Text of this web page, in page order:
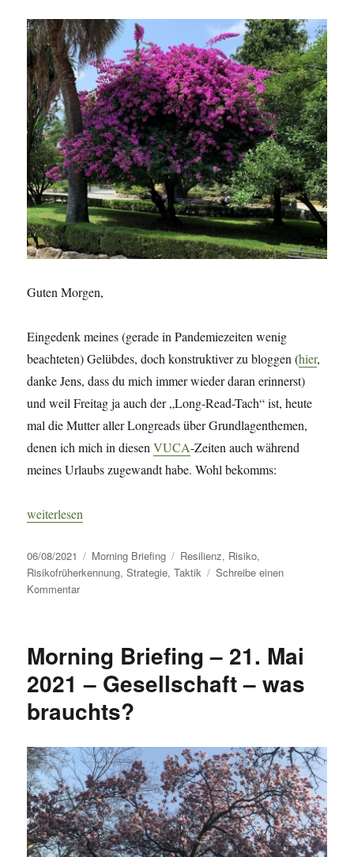
Guten Morgen,
Eingedenk meines (gerade in Pandemiezeiten wenig
beachteten) Gelübdes, doch konstruktiver zu bloggen (hier,
danke Jens, dass du mich immer wieder daran erinnerst)
und weil Freitag ja auch der „Long-Read-Tach“ ist, heute
mal die Mutter aller Longreads über Grundlagenthemen,
denen ich mich in diesenVUCA-Zeiten auch während
meines Urlaubs zugewandt habe. Wohl bekomms:
„Morning Briefing – 6. August 2021 – Risiko, Strategie,
weiterlesen
Veröffentlicht
am
06/08/2021 Kategorien
Morning Briefing Schlagwörter
Resilienz, Risiko,
Risikofrüherkennung,Strategie,Taktik
Schreibe einen
Kommentarzu
6.
August
2021
–
Risiko,
Resilienz
–
Grundlagenforschung
für
das
„New
Morning Briefing – 21. Mai
2021 – Gesellschaft – was
brauchts?